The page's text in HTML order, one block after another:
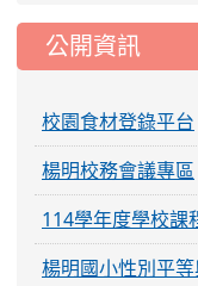
公開資訊
校園食材登錄平台
楊明校務會議專區
114學年度學校課
楊明國小性別平